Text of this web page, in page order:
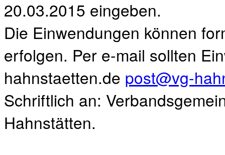
20.03.2015 eingeben.
Die Einwendungen können
erfolgen. Per e-mail sollten
hahnstaetten.de post@vg-
Schriftlich an:
Hahnstätten.